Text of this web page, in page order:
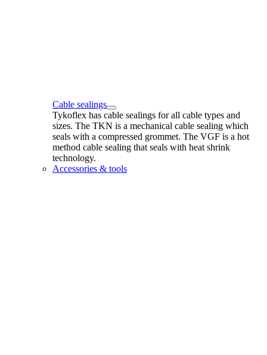
Cable sealings
Tykoflex has cable sealings for all cable types and
sizes. The TKN is a mechanical cable sealing which
seals with a compressed grommet. The VGF is a hot
method cable sealing that seals with heat shrink
technology.
Accessories & tools